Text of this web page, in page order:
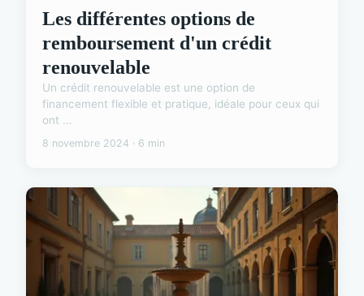
Les différentes options de
remboursement d'un crédit
renouvelable
Un crédit renouvelable est une option de
financement flexible et pratique, idéale pour ceux qui
ont ...
8 novembre 2024 · 6 min